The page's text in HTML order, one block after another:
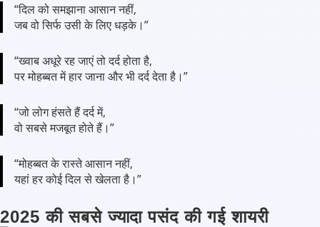
“दिल को समझाना आसान नहीं,
जब वो सिर्फ उसी के लिए धड़के।”
“ख्वाब अधूरे रह जाएं तो दर्द होता है,
पर मोहब्बत में हार जाना और भी दर्द देता है।”
“जो लोग हंसते हैं दर्द में,
वो सबसे मजबूत होते हैं।”
“मोहब्बत के रास्ते आसान नहीं,
यहां हर कोई दिल से खेलता है।”
2025 की सबसे ज्यादा पसंद की गई शायरी